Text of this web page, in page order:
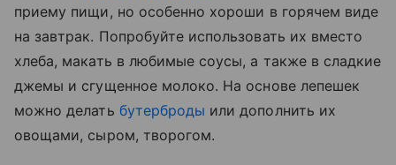
приему пищи, но особенно хороши в горячем виде
на завтрак. Попробуйте использовать их вместо
хлеба, макать в любимые соусы, а также в сладкие
джемы и сгущенное молоко. На основе лепешек
можно делать бутерброды или дополнить их
овощами, сыром, творогом.